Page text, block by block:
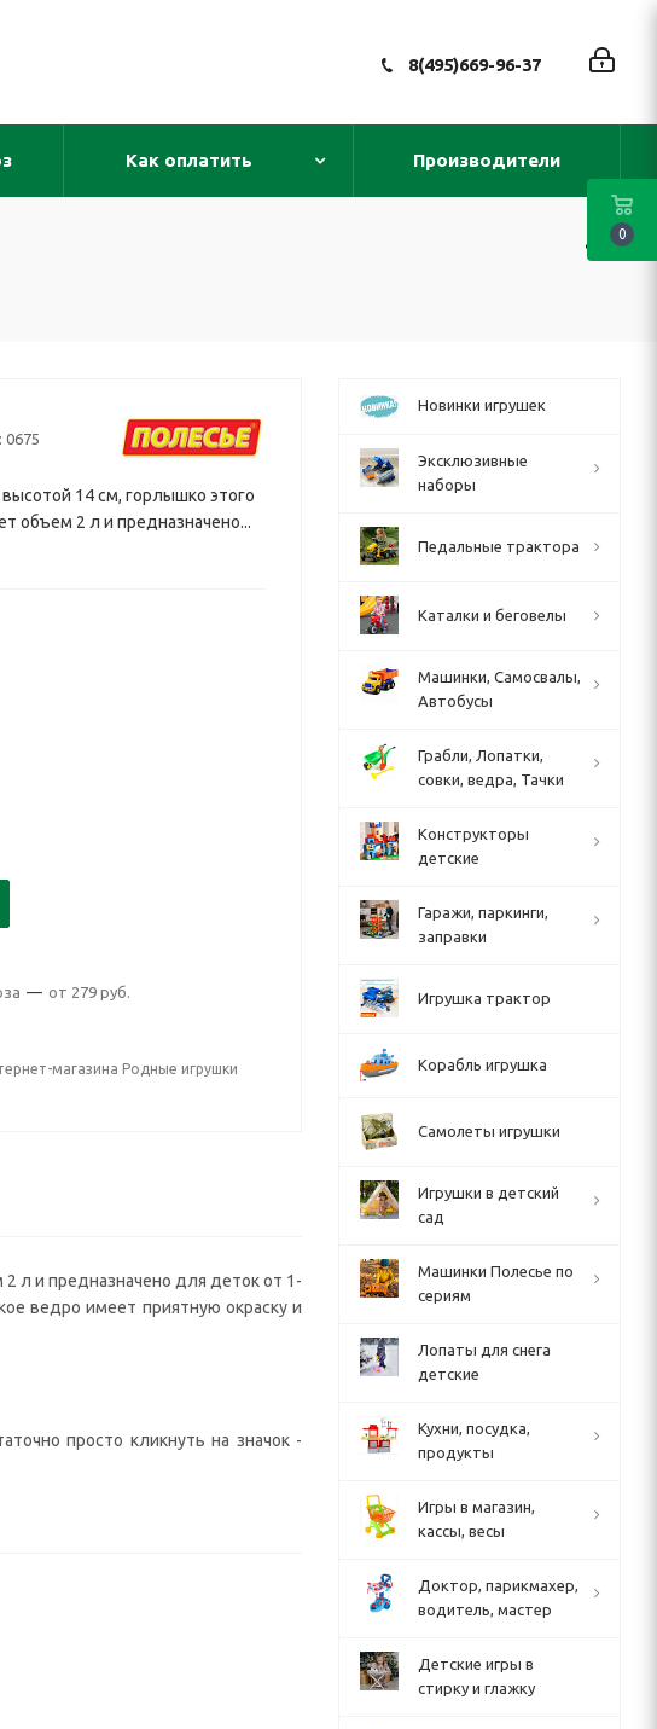
8(495)669-96-37
Как оплатить Производители
0675
14 см, горлышко этого
объем 2 л и предназначено...
— от 279 руб.
магазина Родные игрушки
л и предназначено для деток от 1-
ведро имеет приятную окраску и
просто кликнуть на значок -
Новинки игрушек
Эксклюзивные
наборы
Педальные трактора
Каталки и беговелы
Машинки, Самосвалы,
Автобусы
Грабли, Лопатки,
совки, ведра, Тачки
Конструкторы
детские
Гаражи, паркинги,
заправки
Игрушка трактор
Корабль игрушка
Самолеты игрушки
Игрушки в детский
сад
Машинки Полесье по
сериям
Лопаты для снега
детские
Кухни, посудка,
продукты
Игры в магазин,
кассы, весы
Доктор, парикмахер,
водитель, мастер
Детские игры в
стирку и глажку
0